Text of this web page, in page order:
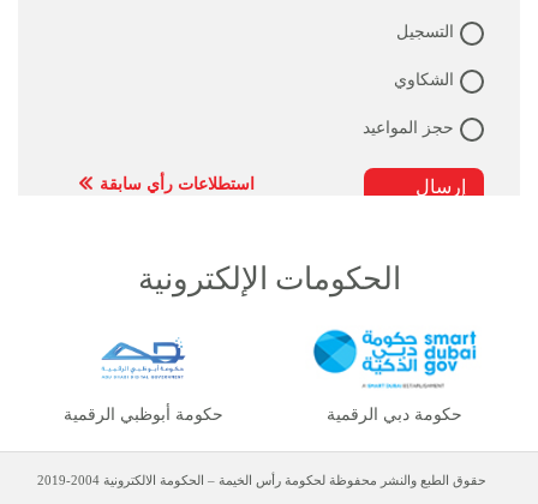
التسجيل
الشكاوي
حجز المواعيد
استطلاعات رأي سابقة
الحكومات الإلكترونية
حكومة أبوظبي الرقمية حكومة دبي الرقمية
حقوق الطبع والنشر محفوظة لحكومة رأس الخيمة – الحكومة الالكترونية 2004-2019